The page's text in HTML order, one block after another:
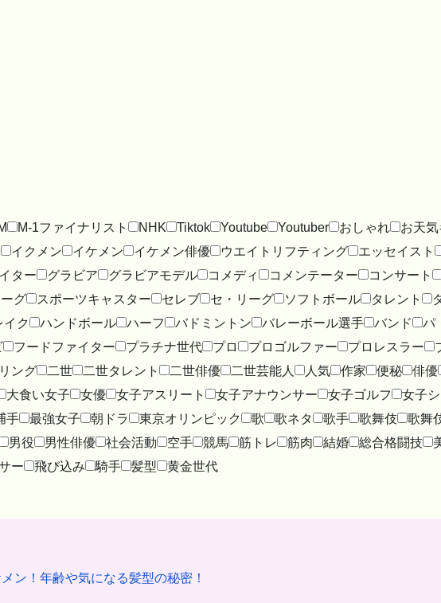
M-1ファイナリスト NHK Tiktok Youtube Youtuber おしゃれ
お天
イクメン イケメン イケメン俳優 ウエイトリフティング
エッセイスト
ター グラビア グラビアモデル コメディ コメンテーター
コンサート
グ スポーツキャスター セレブ セ・リーグ ソフトボール タレント
ク ハンドボール ハーフ バドミントン バレーボール選手 バンド
パ
フードファイター プラチナ世代 プロ プロゴルファー プロレスラー
ング 二世 二世タレント 二世俳優 二世芸能人 人気 作家 便秘
俳優
大食い女子 女優 女子アスリート 女子アナウンサー 女子ゴルフ
女子
手 最強女子 朝ドラ 東京オリンピック 歌 歌ネタ 歌手 歌舞伎
歌舞
男役 男性俳優 社会活動 空手 競馬 筋トレ 筋肉 結婚 総合格闘技
ー 飛び込み 騎手 髪型 黄金世代
ン！年齢や気になる髪型の秘密！